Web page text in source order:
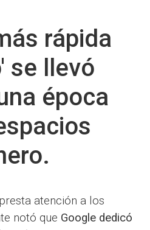
rápida
se llevó
época
atención a los
notó que Google dedicó